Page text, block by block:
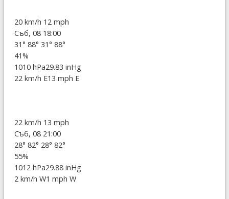
20 km/h 12 mph
Съб, 08 18:00
31° 88° 31° 88°
41%
1010 hPa29.83 inHg
22 km/h E13 mph E
22 km/h 13 mph
Съб, 08 21:00
28° 82° 28° 82°
55%
1012 hPa29.88 inHg
2 km/h W1 mph W